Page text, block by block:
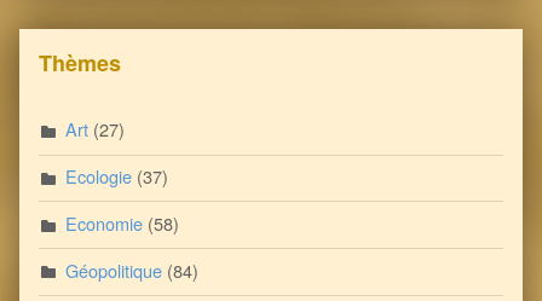
Thèmes
Art (27)
Ecologie (37)
Economie (58)
Géopolitique (84)